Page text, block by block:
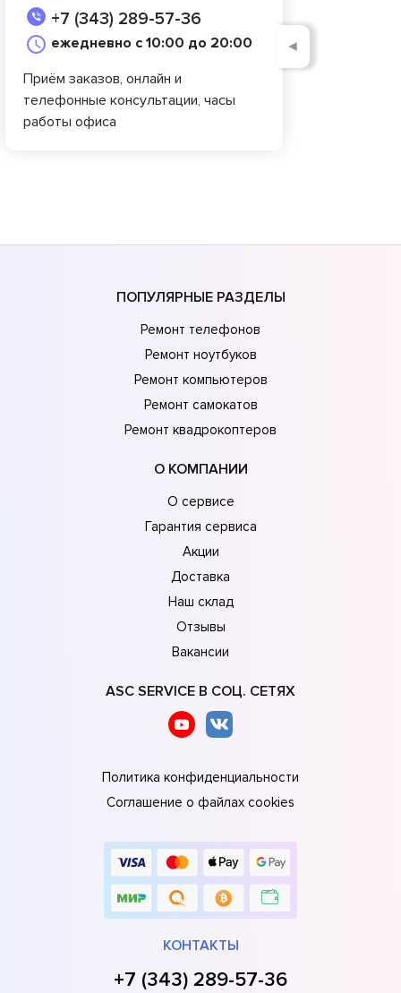
+7 (343) 289-57-36
ежедневно с 10:00 до 20:00
Приём заказов, онлайн и
телефонные консультации, часы
работы офиса
◄
ПОПУЛЯРНЫЕ РАЗДЕЛЫ
Ремонт телефонов
Ремонт ноутбуков
Ремонт компьютеров
Ремонт самокатов
Ремонт квадрокоптеров
О КОМПАНИИ
О сервисе
Гарантия сервиса
Акции
Доставка
Наш склад
Отзывы
Вакансии
ASC SERVICE В СОЦ. СЕТЯХ
Политика конфиденциальности
Соглашение о файлах cookies
КОНТАКТЫ
+7 (343) 289-57-36